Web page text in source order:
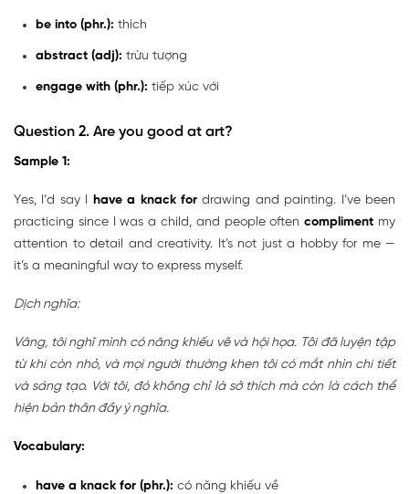
be into (phr.): thích
abstract (adj): trừu tượng
engage with (phr.): tiếp xúc với
Question 2. Are you good at art?
Sample 1:
Yes, I’d say I have a knack fordrawing and painting. I’ve been
practicing since I was a child, and people oftencompliment my
attention to detail and creativity. It’s not just a hobby for me —
it’s a meaningful way to express myself.
Dịch nghĩa:
Vâng, tôi nghĩ mình có năng khiếu vẽ và hội họa. Tôi đã luyện tập
từ khi còn nhỏ, và mọi người thường khen tôi có mắt nhìn chi tiết
và sáng tạo. Với tôi, đó không chỉ là sở thích mà còn là cách thể
hiện bản thân đầy ý nghĩa.
Vocabulary:
have a knack for (phr.): có năng khiếu về